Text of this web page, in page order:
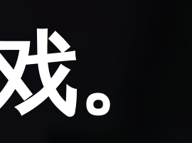
。